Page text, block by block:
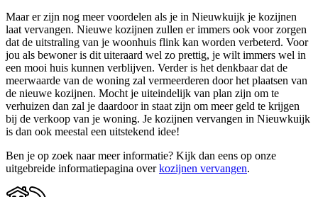
Maar er zijn nog meer voordelen als je in Nieuwkuijk je kozijnen
laat vervangen. Nieuwe kozijnen zullen er immers ook voor zorgen
dat de uitstraling van je woonhuis flink kan worden verbeterd. Voor
jou als bewoner is dit uiteraard wel zo prettig, je wilt immers wel in
een mooi huis kunnen verblijven. Verder is het denkbaar dat de
meerwaarde van de woning zal vermeerderen door het plaatsen van
de nieuwe kozijnen. Mocht je uiteindelijk van plan zijn om te
verhuizen dan zal je daardoor in staat zijn om meer geld te krijgen
bij de verkoop van je woning. Je kozijnen vervangen in Nieuwkuijk
is dan ook meestal een uitstekend idee!
Ben je op zoek naar meer informatie? Kijk dan eens op onze
uitgebreide informatiepagina overkozijnen vervangen.